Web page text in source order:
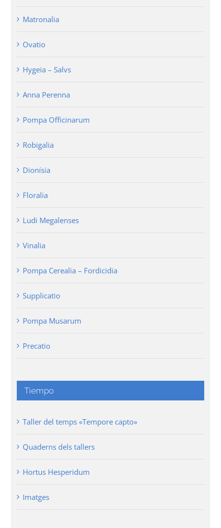
Matronalia
Ovatio
Hygeia – Salvs
Anna Perenna
Pompa Officinarum
Robigalia
Dionísia
Floralia
Ludi Megalenses
Vinalia
Pompa Cerealia – Fordicidia
Supplicatio
Pompa Musarum
Precatio
Tiempo
Taller del temps «Tempore capto»
Quaderns dels tallers
Hortus Hesperidum
Imatges